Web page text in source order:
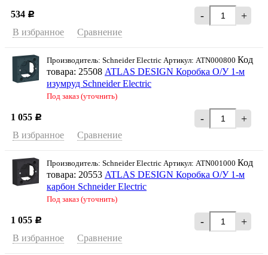
534 Р - +
В избранное Сравнение
Производитель: Schneider Electriс Артикул: ATN000800 Код
товара: 25508 ATLAS DESIGN Коробка О/У 1-м
изумруд Schneider Еleсtric
Под заказ (уточнить)
1 055 Р - +
В избранное Сравнение
Производитель: Schneider Electriс Артикул: ATN001000 Код
товара: 20553 ATLAS DESIGN Коробка О/У 1-м
карбон Schneider Еleсtric
Под заказ (уточнить)
1 055 Р - +
В избранное Сравнение